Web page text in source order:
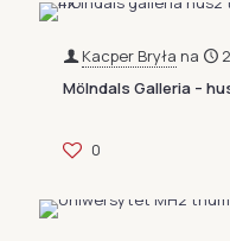
Kacper Bryła na
Mölndals Galleria –
0